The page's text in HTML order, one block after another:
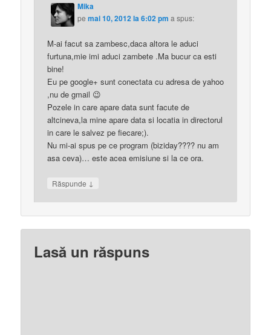
Mika
pemai 10, 2012 la 6:02 pm a spus:
M-ai facut sa zambesc,daca altora le aduci
furtuna,mie imi aduci zambete .Ma bucur ca esti
bine!
Eu pe google+ sunt conectata cu adresa de yahoo
,nu de gmail 😉
Pozele in care apare data sunt facute de
altcineva,la mine apare data si locatia in directorul
in care le salvez pe fiecare;).
Nu mi-ai spus pe ce program (biziday???? nu am
asa ceva)… este acea emisiune si la ce ora.
Răspunde ↓
Lasă un răspuns